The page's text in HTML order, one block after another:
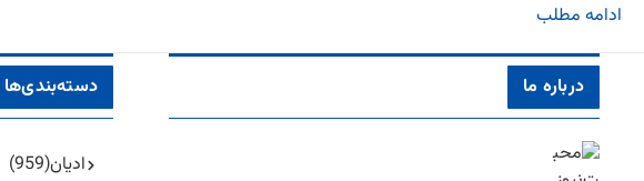
ادامه مطلب
درباره ما دسته‌بندی‌ها
ادیان(959)